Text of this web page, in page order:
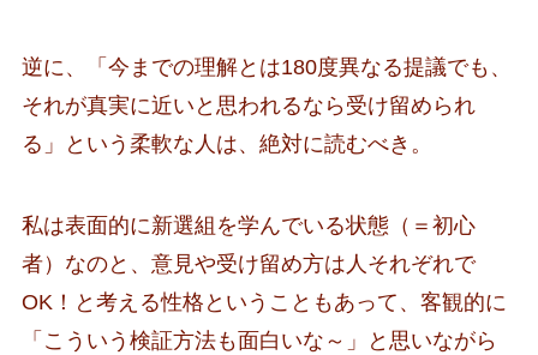
逆に、「今までの理解とは180度異なる提議でも、
それが真実に近いと思われるなら受け留められ
る」という柔軟な人は、絶対に読むべき。
私は表面的に新選組を学んでいる状態（＝初心
者）なのと、意見や受け留め方は人それぞれで
OK！と考える性格ということもあって、客観的に
「こういう検証方法も面白いな～」と思いながら